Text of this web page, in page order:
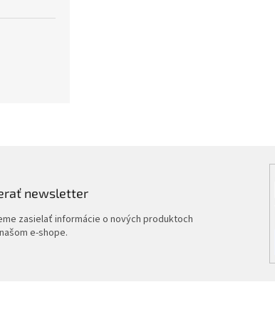
newsletter
zasielať informácie o nových produktoch
e-shope.